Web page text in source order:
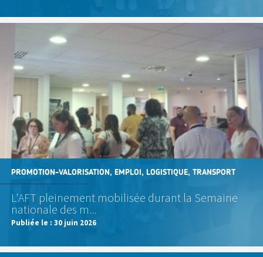
PROMOTION-VALORISATION, EMPLOI, LOGISTIQUE, TRANSPORT
L'AFT pleinement mobilisée durant la Semaine
nationale des m...
Publiée le : 30 juin 2026